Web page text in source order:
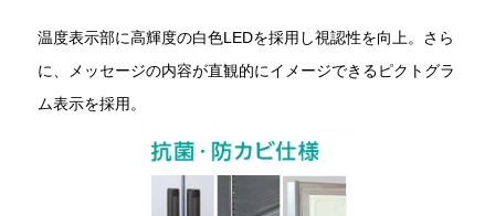
温度表示部に高輝度の白色LEDを採用し視認性を向上。さら
に、メッセージの内容が直観的にイメージできるピクトグラ
ム表示を採用。